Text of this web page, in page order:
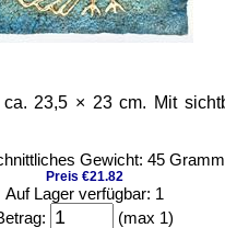
23,5 × 23 cm. Mit
Gewicht: 45 Gramm
Preis €21.82
Auf Lager verfügbar: 1
(max 1)